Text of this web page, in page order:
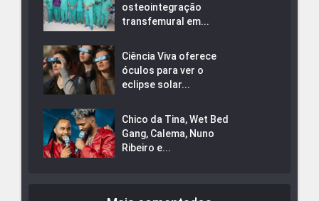
osteointegração
transfemural em...
Ciência Viva oferece
óculos para ver o
eclipse solar...
Chico da Tina, Wet Bed
Gang, Calema, Nuno
Ribeiro e...